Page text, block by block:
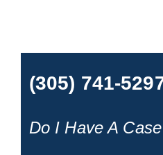
(305) 741-
Do I Have A